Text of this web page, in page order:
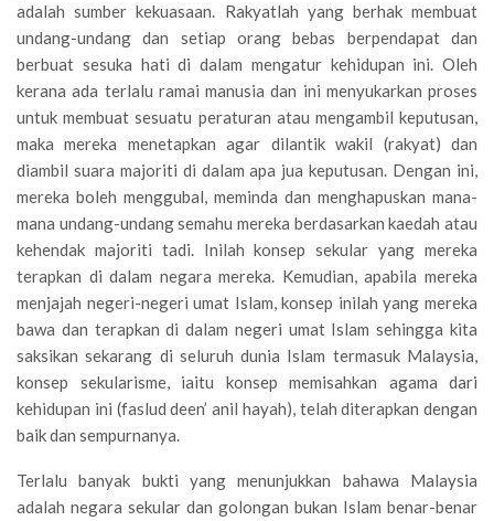
adalah sumber kekuasaan. Rakyatlah yang berhak membuat
undang-undang dan setiap orang bebas berpendapat dan
berbuat sesuka hati di dalam mengatur kehidupan ini. Oleh
kerana ada terlalu ramai manusia dan ini menyukarkan proses
untuk membuat sesuatu peraturan atau mengambil keputusan,
maka mereka menetapkan agar dilantik wakil (rakyat) dan
diambil suara majoriti di dalam apa jua keputusan. Dengan ini,
mereka boleh menggubal, meminda dan menghapuskan mana-
mana undang-undang semahu mereka berdasarkan kaedah atau
kehendak majoriti tadi. Inilah konsep sekular yang mereka
terapkan di dalam negara mereka. Kemudian, apabila mereka
menjajah negeri-negeri umat Islam, konsep inilah yang mereka
bawa dan terapkan di dalam negeri umat Islam sehingga kita
saksikan sekarang di seluruh dunia Islam termasuk Malaysia,
konsep sekularisme, iaitu konsep memisahkan agama dari
kehidupan ini (faslud deen’ anil hayah), telah diterapkan dengan
baik dan sempurnanya.
Terlalu banyak bukti yang menunjukkan bahawa Malaysia
adalah negara sekular dan golongan bukan Islam benar-benar